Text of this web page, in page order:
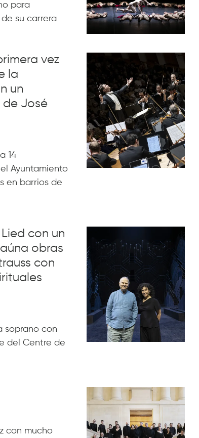
para
su carrera
vez
la
un
de José
14
Ayuntamiento
en barrios de
con un
obras
con
soprano con
del Centre de
con mucho